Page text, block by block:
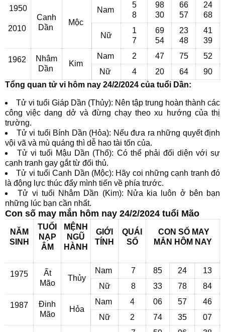
1950
2010
Canh
Dần
Mộc
Nam
5
8
98
30
66
57
24
68
Nữ
1
7
69
54
23
48
41
39
1962
Nhâm
Dần
Kim
Nam 2 47 75
52
Nữ
4 20 64
90
Tổng quan tử vi hôm nay 24/2/2024 của tuổi Dần:
Tử vi tuổi Giáp Dần (Thủy): Nên tập trung hoàn thành các
công việc dang dở và đừng chạy theo xu hướng của thị
trường.
Tử vi tuổi Bính Dần (Hỏa): Nếu đưa ra những quyết định
vội vã và mù quáng thì dễ hao tài tốn của.
Tử vi tuổi Mậu Dần (Thổ): Có thể phải đối diện với sự
cạnh tranh gay gắt từ đối thủ.
Tử vi tuổi Canh Dần (Mộc): Hãy coi những cạnh tranh đó
là động lực thúc đẩy mình tiến về phía trước.
Tử vi tuổi Nhâm Dần (Kim): Nửa kia luôn ở bên bạn
những lúc bạn cần nhất.
Con số may mắn hôm nay 24/2/2024 tuổi Mão
NĂM
SINH
TUỔI
NẠP
ÂM
MỆNH
NGŨ
HÀNH
GIỚI
TÍNH
QUÁI
SỐ
CON SỐ MAY
MẮN HÔM NAY
1975
Ất
Mão
Thủy
Nam 7 85 24
13
Nữ
8 33 78 84
1987
Đinh
Mão
Hỏa
Nam 4 06 57
46
Nữ
2 74 35
07